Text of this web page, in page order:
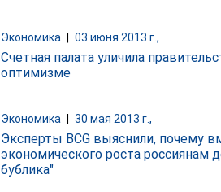
Экономика | 03 июня 2013 г.,
Счетная палата уличила
оптимизме
Экономика 30 мая 2013 г.,
Эксперты BCG выяснили, почему
экономического роста россиянам
бублика"